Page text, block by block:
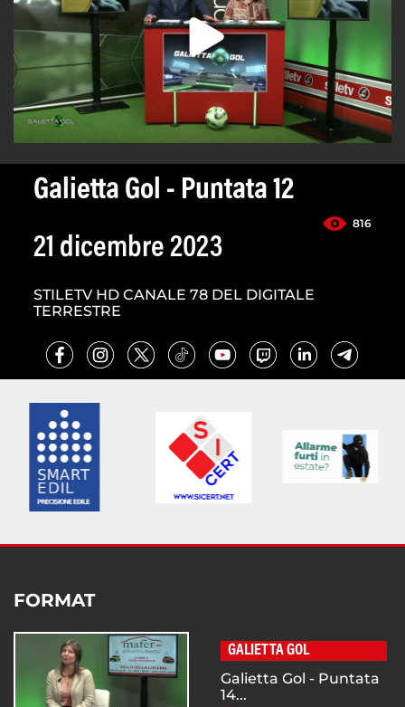
Galietta Gol - Puntata 12
816
21 dicembre 2023
STILETV HD CANALE 78 DEL DIGITALE
TERRESTRE
FORMAT
GALIETTA GOL
Galietta Gol - Puntata
14...